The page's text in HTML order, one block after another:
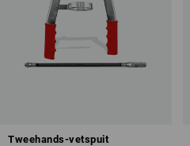
Tweehands-vetspuit